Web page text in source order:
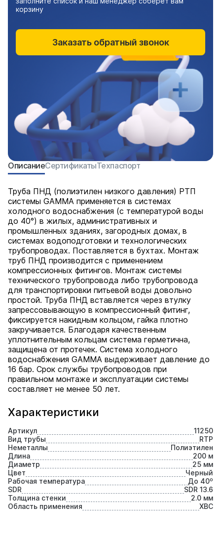
Характеристики
Артикул
11250
Вид трубы
RTP
Неметаллы
Полиэтилен
Длина
200 м
Диаметр
25 мм
Цвет
Черный
Рабочая температура
До 40⁰
SDR
SDR 13.6
Толщина стенки
2.0 мм
Область применения
ХВС
ОписаниеСертификатыТехпаспорт
Труба ПНД (полиэтилен низкого давления) РТП
системы GAMMA применяется в системах
холодного водоснабжения (с температурой воды
до 40°) в жилых, административных и
промышленных зданиях, загородных домах, в
системах водоподготовки и технологических
трубопроводах. Поставляется в бухтах. Монтаж
труб ПНД производится с применением
компрессионных фитингов. Монтаж системы
технического трубопровода либо трубопровода
для транспортировки питьевой воды довольно
простой. Труба ПНД вставляется через втулку
запрессовывающую в компрессионный фитинг,
фиксируется накидным кольцом, гайка плотно
закручивается. Благодаря качественным
уплотнительным кольцам система герметична,
защищена от протечек. Система холодного
водоснабжения GAMMA выдерживает давление до
16 бар. Срок службы трубопроводов при
правильном монтаже и эксплуатации системы
составляет не менее 50 лет.
корзину
Заказать обратный звонок